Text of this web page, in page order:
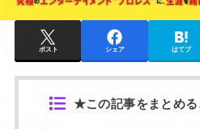
ポスト シェア はてブ
★この記事をまとめ